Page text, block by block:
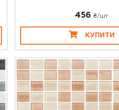
456 ₴/шт
КУПИТИ